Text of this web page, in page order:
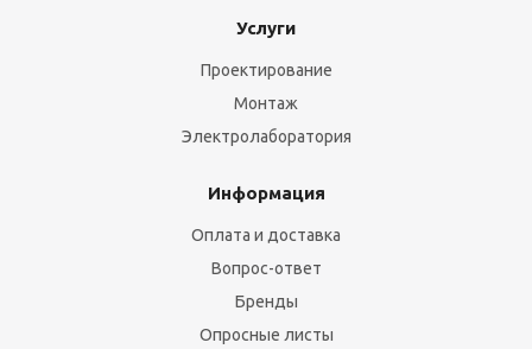
Услуги
Проектирование
Монтаж
Электролаборатория
Информация
Оплата и доставка
Вопрос-ответ
Бренды
Опросные листы